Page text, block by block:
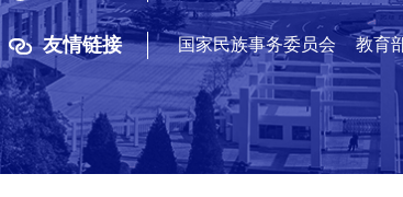
友情链接 国家民族事务委员会 教育